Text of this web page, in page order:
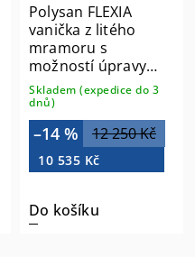
Polysan FLEXIA
vanička z litého
mramoru s
možností úpravy
rozměru, 130x90cm
72896
Skladem (expedice do 3
dnů)
12 250 Kč
–14 %
10 535 Kč
Do košíku